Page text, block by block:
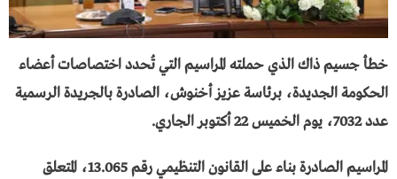
خطأ جسيم ذاك الذي حملته المراسيم التي تُحدد اختصاصات أعضاء
الحكومة الجديدة، برئاسة عزيز أخنوش، الصادرة بالجريدة الرسمية
عدد 7032، يوم الخميس 22 أكتوبر الجاري.
المراسيم الصادرة بناء على القانون التنظيمي رقم 13.065، المتعلق